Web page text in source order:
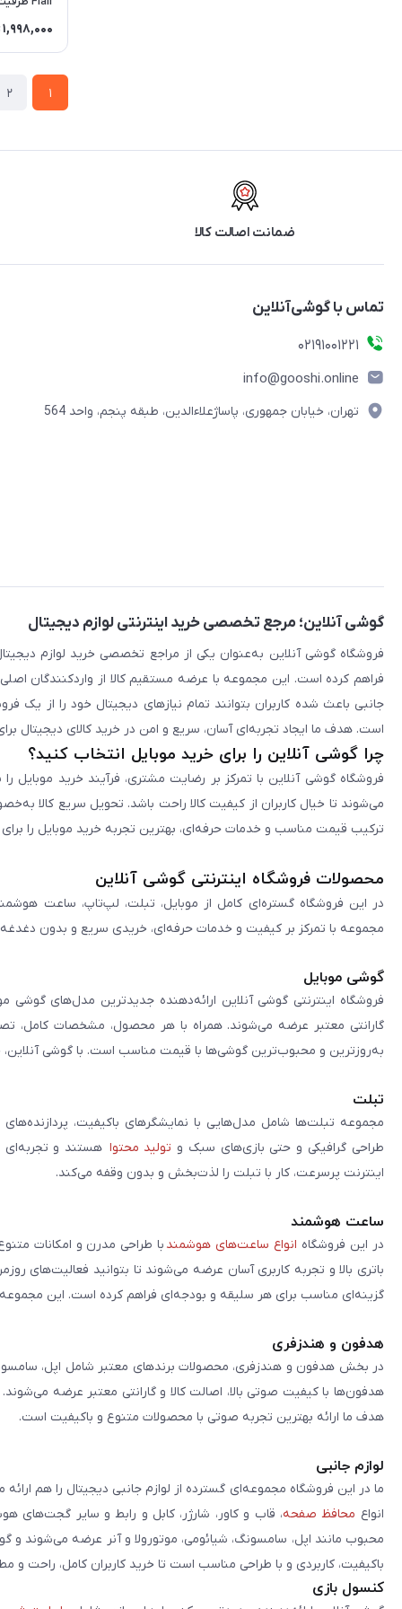
1,998,000
1
2
ضمانت اصالت کالا
تماس با گوشی‌آنلاین
۰۲۱91001221
info@gooshi.online
تهران، خیابان جمهوری، پاساژعلاءالدین، طبقه پنجم، واحد 564
گوشی آنلاین؛ مرجع تخصصی خرید اینترنتی لوازم دیجیتال
فراهم کرده است. این مجموعه با عرضه مستقیم کالا از واردکنندگان
جانبی باعث شده کاربران بتوانند تمام نیازهای دیجیتال خود را از
است. هدف ما ایجاد تجربه‌ای آسان، سریع و امن در خرید کالای دیجیتال
چرا گوشی آنلاین را برای خرید موبایل انتخاب کنید؟
فروشگاه گوشی آنلاین با تمرکز بر رضایت مشتری، فرآیند خرید
می‌شوند تا خیال کاربران از کیفیت کالا راحت باشد. تحویل سریع کالا
ترکیب قیمت مناسب و خدمات حرفه‌ای، بهترین تجربه خرید موبایل را برای
محصولات فروشگاه اینترنتی گوشی آنلاین
در این فروشگاه گستره‌ای کامل از موبایل، تبلت، لپ‌تاپ، ساعت
مجموعه با تمرکز بر کیفیت و خدمات حرفه‌ای، خریدی سریع و بدون دغدغه
گوشی موبایل
فروشگاه اینترنتی گوشی آنلاین ارائه‌دهنده جدیدترین مدل‌های گوشی
گارانتی معتبر عرضه می‌شوند. همراه با هر محصول، مشخصات کامل،
به‌روزترین و محبوب‌ترین گوشی‌ها با قیمت مناسب است. با گوشی
تبلت
مجموعه تبلت‌ها شامل مدل‌هایی با نمایشگرهای باکیفیت،
طراحی گرافیکی و حتی بازی‌های سبک و تولید محتوا هستند و تجربه‌ای
اینترنت پرسرعت، کار با تبلت را لذت‌بخش و بدون وقفه می‌کند.
ساعت هوشمند
در این فروشگاه انواع ساعت‌های هوشمند با طراحی مدرن و امکانات
باتری بالا و تجربه کاربری آسان عرضه می‌شوند تا بتوانید فعالیت‌های
گزینه‌ای مناسب برای هر سلیقه و بودجه‌ای فراهم کرده است. این مجموعه
هدفون و هندزفری
در بخش هدفون و هندزفری، محصولات برندهای معتبر شامل اپل، سامسونگ،
هدفون‌ها با کیفیت صوتی بالا، اصالت کالا و گارانتی معتبر عرضه
هدف ما ارائه بهترین تجربه صوتی با محصولات متنوع و باکیفیت است.
لوازم جانبی
ما در این فروشگاه مجموعه‌ای گسترده از لوازم جانبی دیجیتال را هم
انواع محافظ صفحه، قاب و کاور، شارژر، کابل و رابط و سایر گجت‌های
محبوب مانند اپل، سامسونگ، شیائومی، موتورولا و آنر عرضه می‌شوند
باکیفیت، کاربردی و با طراحی مناسب است تا خرید کاربران کامل، راحت و
کنسول بازی